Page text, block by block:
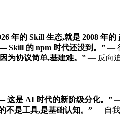
年的 Skill 生态,就是 2008 年的
Skill 的 npm 时代还没到。” —
为协议简单,基建难。” — 反向
这是 AI 时代的新阶级分化。”
不是工具,是基础认知。” — 自